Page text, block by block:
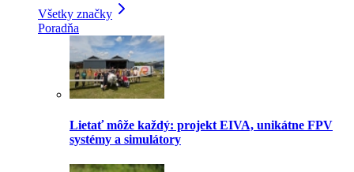
Všetky značky
Poradňa
Lietať môže každý: projekt EIVA, unikátne FPV
systémy a simulátory